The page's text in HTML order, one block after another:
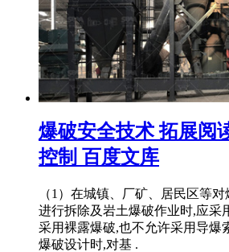
爆破安全技术 拓展阅
控制 百度文库
（1）在城镇、厂矿、居民区等
进行拆除及岩土爆破作业时,应采
采用裸露爆破,也不允许采用导爆
爆破设计时,对基 .